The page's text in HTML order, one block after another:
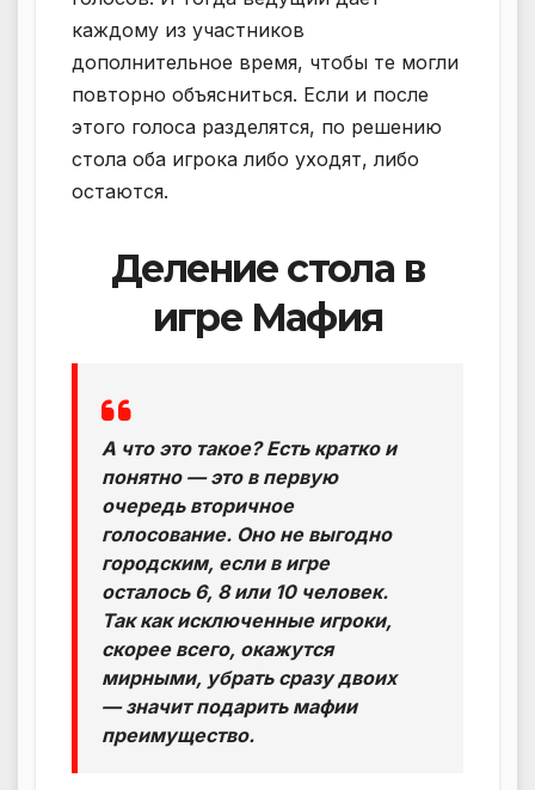
каждому из участников
дополнительное время, чтобы те могли
повторно объясниться. Если и после
этого голоса разделятся, по решению
стола оба игрока либо уходят, либо
остаются.
Деление стола в
игре Мафия
А что это такое? Есть кратко и
понятно — это в первую
очередь вторичное
голосование. Оно не выгодно
городским, если в игре
осталось 6, 8 или 10 человек.
Так как исключенные игроки,
скорее всего, окажутся
мирными, убрать сразу двоих
— значит подарить мафии
преимущество.